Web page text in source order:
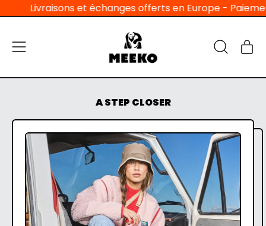
Livraisons et échanges offerts en Europe - Paiement
Menu
notre
A STEP CLOSER